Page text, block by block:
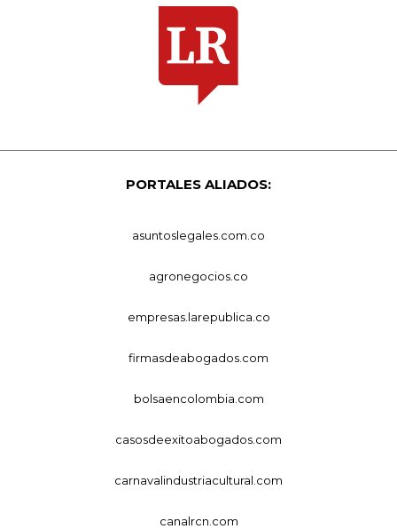
PORTALES ALIADOS:
asuntoslegales.com.co
agronegocios.co
empresas.larepublica.co
firmasdeabogados.com
bolsaencolombia.com
casosdeexitoabogados.com
carnavalindustriacultural.com
canalrcn.com